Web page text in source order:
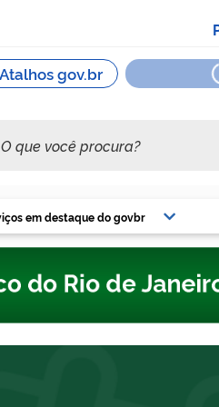
em destaque do govbr